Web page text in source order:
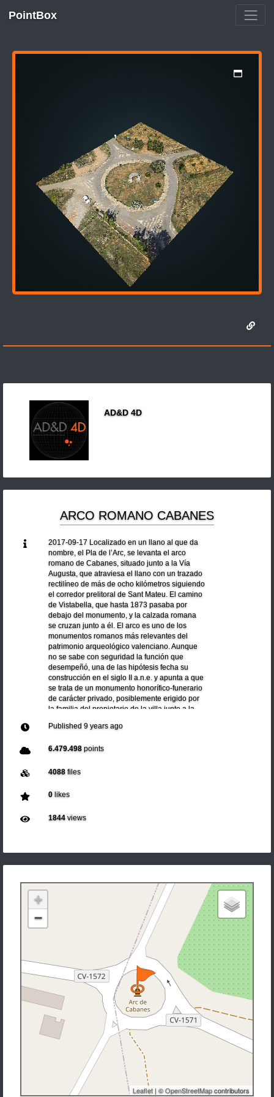
PointBox
AD&D 4D
ARCO ROMANO CABANES
2017-09-17 Localizado en un llano al que da
nombre, el Pla de l’Arc, se levanta el arco
romano de Cabanes, situado junto a la Vía
Augusta, que atraviesa el llano con un trazado
rectilíneo de más de ocho kilómetros siguiendo
el corredor prelitoral de Sant Mateu. El camino
de Vistabella, que hasta 1873 pasaba por
debajo del monumento, y la calzada romana
se cruzan junto a él. El arco es uno de los
monumentos romanos más relevantes del
patrimonio arqueológico valenciano. Aunque
no se sabe con seguridad la función que
desempeñó, una de las hipótesis fecha su
construcción en el siglo II a.n.e. y apunta a que
se trata de un monumento honorífico-funerario
de carácter privado, posiblemente erigido por
la familia del propietario de la villa junto a la
Published 9 years ago
6.479.498points
4088files
0likes
1844views
+
−
Leaflet | ©OpenStreetMapcontributors